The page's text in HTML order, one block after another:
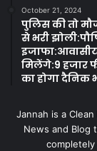
October 21, 2024
पुलिस की तो
से भरी
मिलेंगे:9 हजार
का होगा दैनिक
Jannah is a
News and Blog